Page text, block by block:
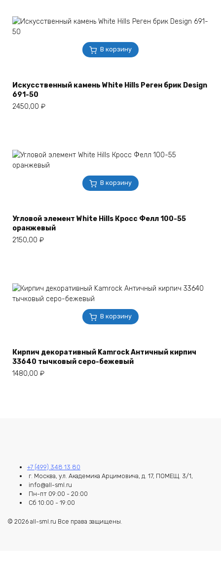
В корзину
Искусственный камень White Hills Реген брик Design
691-50
2450,00 ₽
В корзину
Угловой элемент White Hills Кросс Фелл 100-55
оранжевый
2150,00 ₽
В корзину
Кирпич декоративный Kamrock Античный кирпич
33640 тычковый серо-бежевый
1480,00 ₽
+7 (499) 348 13 80
г. Москва, ул. Академика Арцимовича, д. 17, ПОМЕЩ. 3/1,
info@all-sml.ru
Пн-пт 09:00 - 20:00
Сб 10:00 - 19:00
© 2026 all-sml.ru Все права защищены.